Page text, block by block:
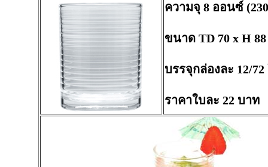
ความจุ 8 ออนซ์
ขนาด TD 70 x H
บรรจุกล่องละ 12/72
ราคาใบละ 22 บาท